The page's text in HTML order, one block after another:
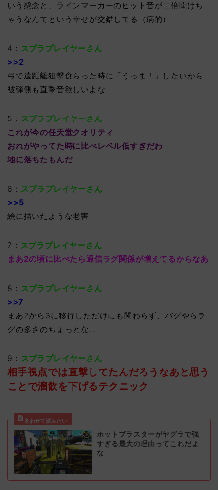
いう懸念と、ラインマーカーのヒット音が二倍聞けち
ゃうなんてという幸せが交錯してる（病的）
4： スプラプレイヤーさん
>>2
弓で遠距離狙撃食らった時に「うっま！」したいから
被弾側も直撃音欲しいよな
5： スプラプレイヤーさん
これが今の任天堂クオリティ
おれがやってた時に比べレベル低すぎだわ
地に落ちたもんだ
6： スプラプレイヤーさん
>>5
絵に描いたような老害
7： スプラプレイヤーさん
まあ2の頃に比べたら通信ラグ関係が増えてるからなあ
8： スプラプレイヤーさん
>>7
まあ2から3に移行しただけにも関わらず、バグやらラ
グの多さのちょっとな…
9： スプラプレイヤーさん
相手視点では直撃してたんだろうなあと思う
ことで溜飲を下げるテクニック
ホットブラスターがヤグラで強
すぎる最大の理由ってこれだよ
な